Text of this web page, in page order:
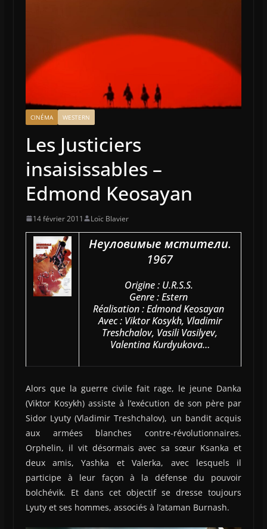
CINÉMA WESTERN
Les Justiciers
insaisissables –
Edmond Keosayan
14 février 2011 Loïc Blavier
Неуловимые мстители.
1967
Origine : U.R.S.S.
Genre : Estern
Réalisation : Edmond Keosayan
Avec : Viktor Kosykh, Vladimir
Treshchalov, Vasili Vasilyev,
Valentina Kurdyukova…
Alors que la guerre civile fait rage, le jeune Danka
(Viktor Kosykh) assiste à l’exécution de son père par
Sidor Lyuty (Vladimir Treshchalov), un bandit acquis
aux armées blanches contre-révolutionnaires.
Orphelin, il vit désormais avec sa sœur Ksanka et
deux amis, Yashka et Valerka, avec lesquels il
participe à leur façon à la défense du pouvoir
bolchévik. Et dans cet objectif se dresse toujours
Lyuty et ses hommes, associés à l’ataman Burnash.